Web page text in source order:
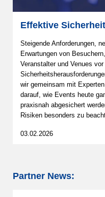
Effektive
Steigende Anforderungen,
Erwartungen von
Veranstalter und Venues
wir gemeinsam mit
darauf, wie Events heute
praxisnah abgesichert
Risiken besonders zu
03.02.2026
Partner News: